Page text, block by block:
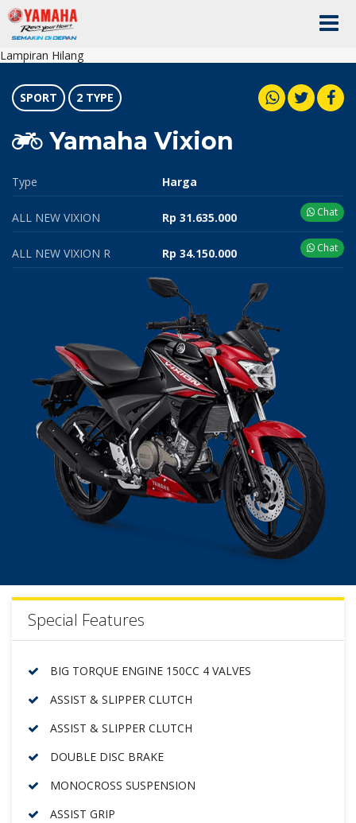
Lampiran Hilang
SPORT 2 TYPE
Yamaha Vixion
Type Harga
ALL NEW VIXION Rp 31.635.000 Chat
ALL NEW VIXION R Rp 34.150.000 Chat
Special Features
BIG TORQUE ENGINE 150CC 4 VALVES
ASSIST & SLIPPER CLUTCH
ASSIST & SLIPPER CLUTCH
DOUBLE DISC BRAKE
MONOCROSS SUSPENSION
ASSIST GRIP